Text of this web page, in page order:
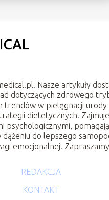
Nasze artykuły
dotyczących zdrowego
trendów w pielęgnacji urody
dietetycznych.
psychologicznymi,
do lepszego
emocjonalnej.
REDAKCJA
KONTAKT